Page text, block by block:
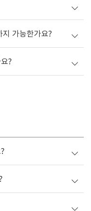
가능한가요?
?